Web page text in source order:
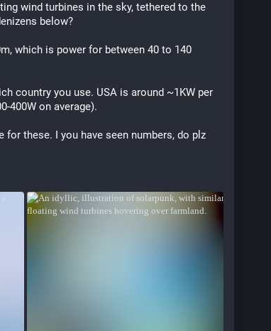
wind turbines in the sky, tethered to the
below?
which is power for between 40 to 140
country you use. USA is around ~1KW per
400W on average).
for these. I you have seen numbers, do plz